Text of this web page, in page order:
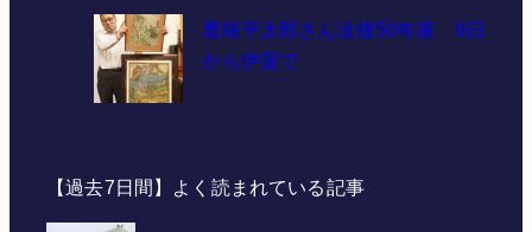
豊味平太郎さん没後50年展 9日
から伊賀で
【過去7日間】よく読まれている記事